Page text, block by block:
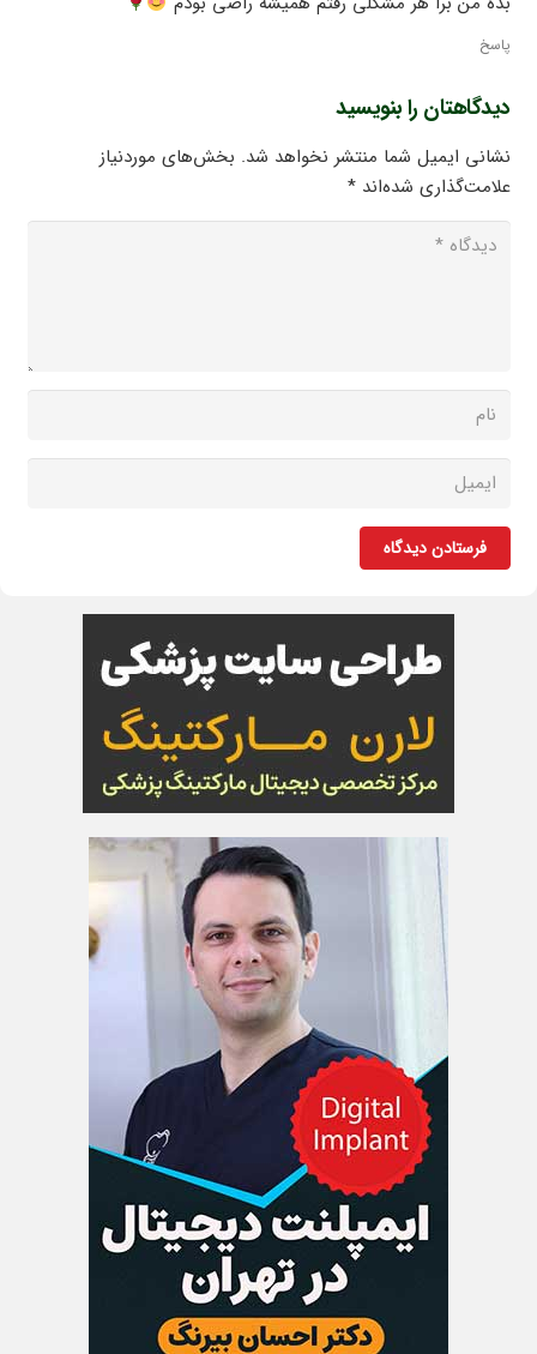
پاسخ
دیدگاهتان را بنویسید
نشانی ایمیل شما منتشر نخواهد شد. بخش‌های موردنیاز
علامت‌گذاری شده‌اند*
فرستادن دیدگاه